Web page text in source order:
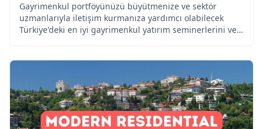
Gayrimenkul portföyünüzü büyütmenize ve sektör
uzmanlarıyla iletişim kurmanıza yardımcı olabilecek
Türkiye'deki en iyi gayrimenkul yatırım seminerlerini ve